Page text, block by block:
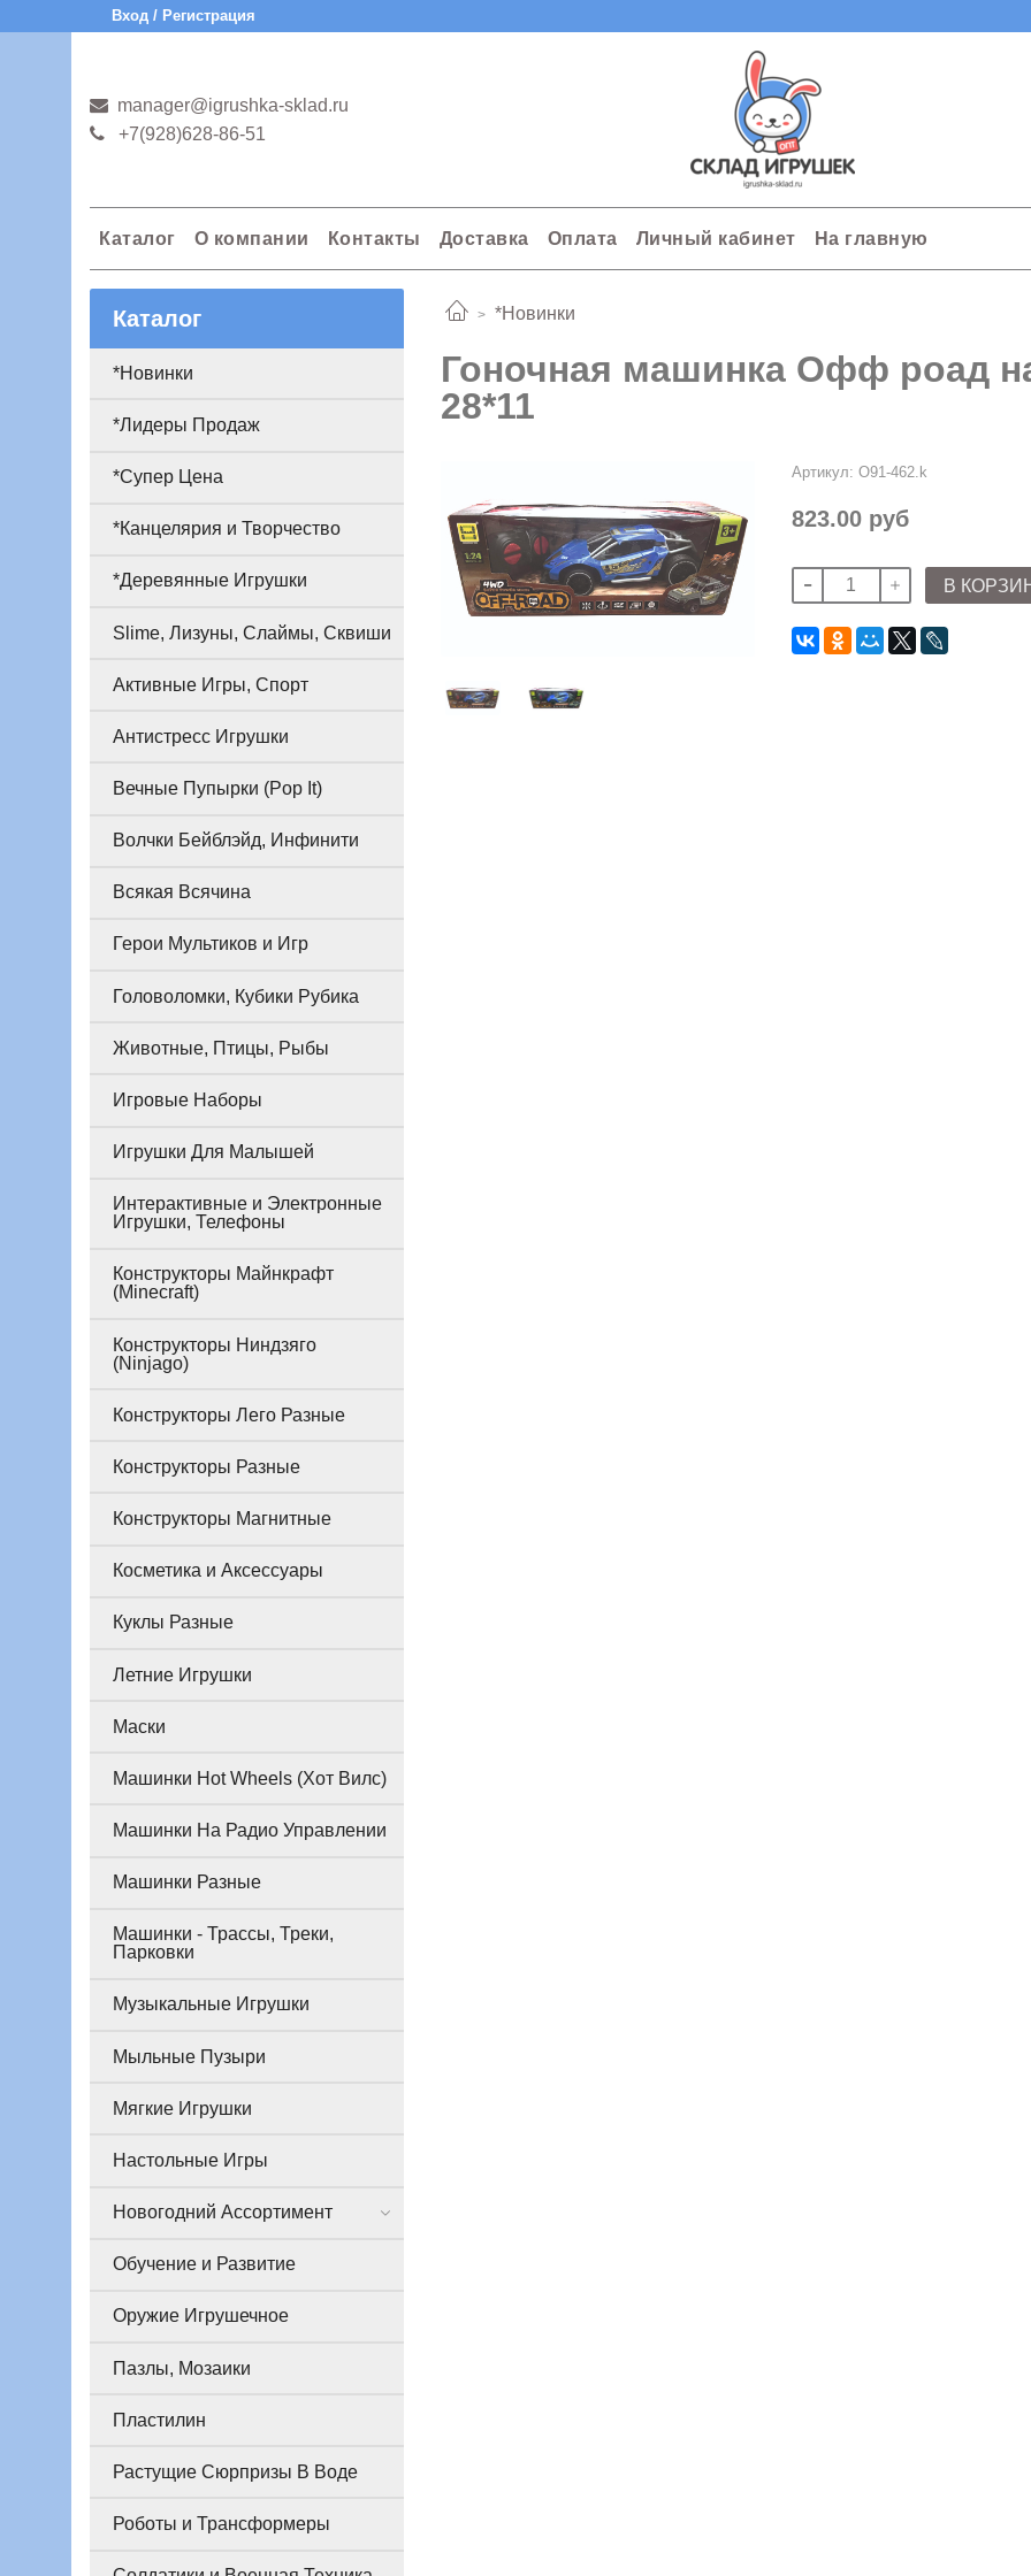
Вход / Регистрация
manager@igrushka-sklad.ru
+7(928)628-86-51
Каталог О компании Контакты Доставка Оплата Личный кабинет На главную
*Новинки
Гоночная машинка Офф роад
28*11
Артикул: O91-462.k
823.00 руб
В
Каталог
*Новинки
*Лидеры Продаж
*Супер Цена
*Канцелярия и Творчество
*Деревянные Игрушки
Slime, Лизуны, Слаймы, Сквиши
Активные Игры, Спорт
Антистресс Игрушки
Вечные Пупырки (Pop It)
Волчки Бейблэйд, Инфинити
Всякая Всячина
Герои Мультиков и Игр
Головоломки, Кубики Рубика
Животные, Птицы, Рыбы
Игровые Наборы
Игрушки Для Малышей
Интерактивные и Электронные
Игрушки, Телефоны
Конструкторы Майнкрафт
(Minecraft)
Конструкторы Ниндзяго
(Ninjago)
Конструкторы Лего Разные
Конструкторы Разные
Конструкторы Магнитные
Косметика и Аксессуары
Куклы Разные
Летние Игрушки
Маски
Машинки Hot Wheels (Хот Вилс)
Машинки На Радио Управлении
Машинки Разные
Машинки - Трассы, Треки,
Парковки
Музыкальные Игрушки
Мыльные Пузыри
Мягкие Игрушки
Настольные Игры
Новогодний Ассортимент
Обучение и Развитие
Оружие Игрушечное
Пазлы, Мозаики
Пластилин
Растущие Сюрпризы В Воде
Роботы и Трансформеры